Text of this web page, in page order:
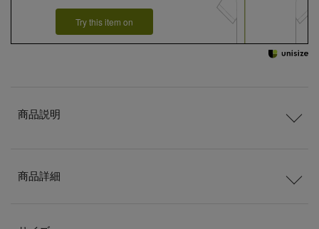
Try this item on
商品説明
商品詳細